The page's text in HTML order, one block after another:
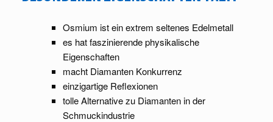
Osmium ist ein extrem seltenes Edelmetall
es hat faszinierende physikalische
Eigenschaften
macht Diamanten Konkurrenz
einzigartige Reflexionen
tolle Alternative zu Diamanten in der
Schmuckindustrie